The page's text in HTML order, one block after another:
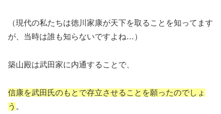
（現代の私たちは徳川家康が天下を取ることを知ってます
が、当時は誰も知らないですよね…）
築山殿は武田家に内通することで、
信康を武田氏のもとで存立させることを願ったのでしょ
う 。